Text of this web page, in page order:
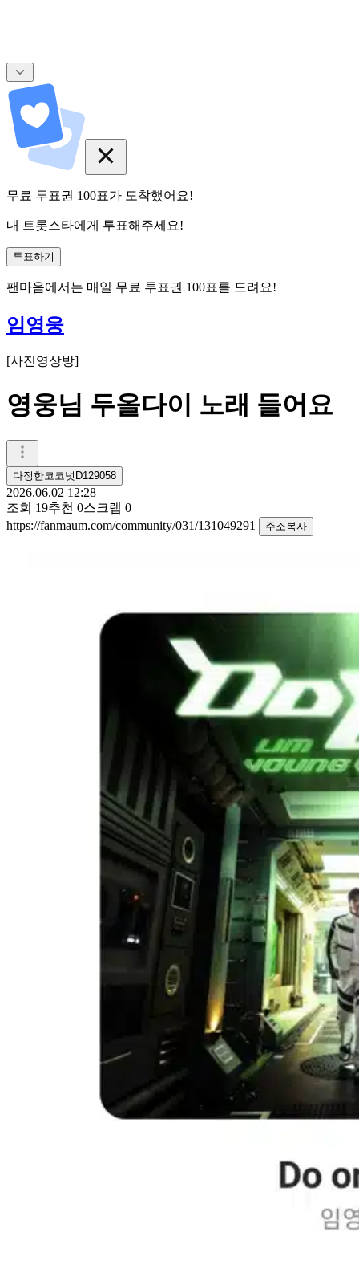
무료 투표권 100표가 도착했어요!
내 트롯스타에게 투표해주세요!
투표하기
팬마음에서는 매일 무료 투표권 100표를 드려요!
임영웅
[사진영상방]
영웅님 두올다이 노래 들어요
다정한코코넛D129058
2026.06.02 12:28
조회 19추천 0스크랩 0
https://fanmaum.com/community/031/131049291
주소복사